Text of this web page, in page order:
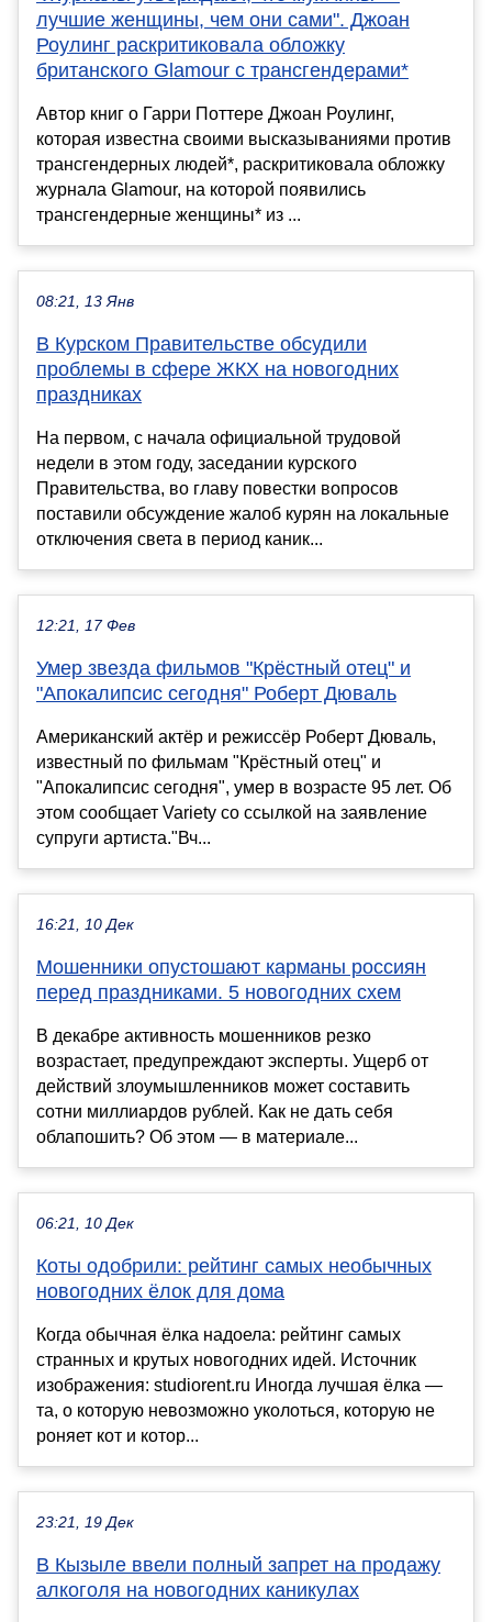
лучшие женщины, чем они сами". Джоан
Роулинг раскритиковала обложку
британского Glamour с трансгендерами*
Автор книг о Гарри Поттере Джоан Роулинг,
которая известна своими высказываниями против
трансгендерных людей*, раскритиковала обложку
журнала Glamour, на которой появились
трансгендерные женщины* из ...
08:21, 13 Янв
В Курском Правительстве обсудили
проблемы в сфере ЖКХ на новогодних
праздниках
На первом, с начала официальной трудовой
недели в этом году, заседании курского
Правительства, во главу повестки вопросов
поставили обсуждение жалоб курян на локальные
отключения света в период каник...
12:21, 17 Фев
Умер звезда фильмов "Крёстный отец" и
"Апокалипсис сегодня" Роберт Дюваль
Американский актёр и режиссёр Роберт Дюваль,
известный по фильмам "Крёстный отец" и
"Апокалипсис сегодня", умер в возрасте 95 лет. Об
этом сообщает Variety со ссылкой на заявление
супруги артиста."Вч...
16:21, 10 Дек
Мошенники опустошают карманы россиян
перед праздниками. 5 новогодних схем
В декабре активность мошенников резко
возрастает, предупреждают эксперты. Ущерб от
действий злоумышленников может составить
сотни миллиардов рублей. Как не дать себя
облапошить? Об этом — в материале...
06:21, 10 Дек
Коты одобрили: рейтинг самых необычных
новогодних ёлок для дома
Когда обычная ёлка надоела: рейтинг самых
странных и крутых новогодних идей. Источник
изображения: studiorent.ru Иногда лучшая ёлка —
та, о которую невозможно уколоться, которую не
роняет кот и котор...
23:21, 19 Дек
В Кызыле ввели полный запрет на продажу
алкоголя на новогодних каникулах